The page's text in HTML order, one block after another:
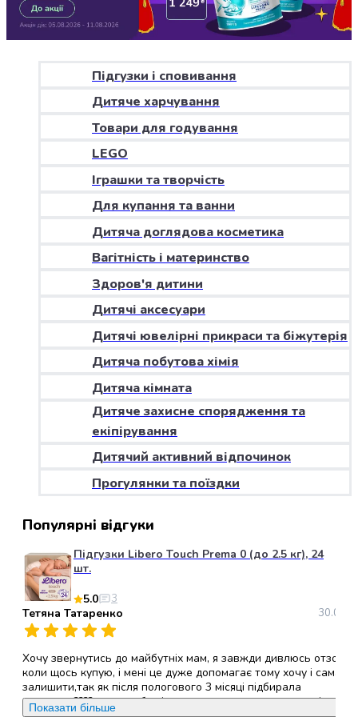
Ром
Текіла
мескаль
і
наливки
Настоянки,
бальзами,
біттери
і
азійський
алкоголь
Слабоалкогольні
напої
Сидри
меди
Подарункові
набори
алкоголю
Продукти
Бакалія
Олія
Сухі
сніданки
приготування
Спеції
та
приправи
Цукор
Все
для
Підгузки і сповивання
Дитяче харчування
Товари для годування
LEGO
Іграшки та творчість
Для купання та ванни
Дитяча доглядова косметика
Вагітність і материнство
Здоров'я дитини
Дитячі аксесуари
Дитячі ювелірні прикраси та біжутерія
Дитяча побутова хімія
Дитяча кімната
Дитяче захисне спорядження та
екіпірування
Дитячий активний відпочинок
Прогулянки та поїздки
Популярні відгуки
Підгузки Libero Touch Prema 0 (до 2.5 кг), 24
шт.
5.0
3
Тетяна Татаренко
Хочу звернутись до майбутніх мам, я завжди дивлюсь отзови
коли щось купую, і мені це дуже допомагає тому хочу і сама
залишити,так як після пологового 3 місяці підбирала
памперси????, хочу щоб всі ви звернули увагу саме на ці
Показати більше